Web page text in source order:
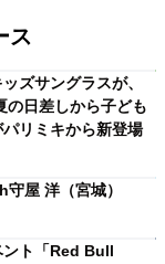
ス
ズサングラスが、
の日差しから子ども
リミキから新登場
屋 洋（宮城）
ント「Red Bull